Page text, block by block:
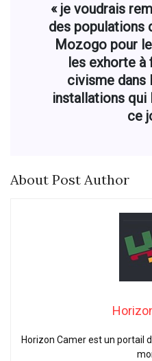
« je voudrais
des populations
Mozogo pour
les exhorte
civisme dans
installations
ce
About Post Author
Horizon Camer est un portail